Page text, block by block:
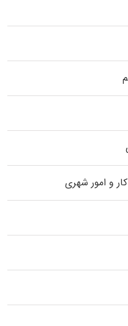
و امور شهری